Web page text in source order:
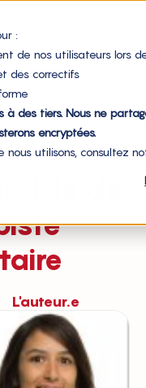
:
de nos utilisateurs lors
des correctifs
à des tiers. Nous ne
encryptées.
nous utilisons, consultez
L'auteur.e